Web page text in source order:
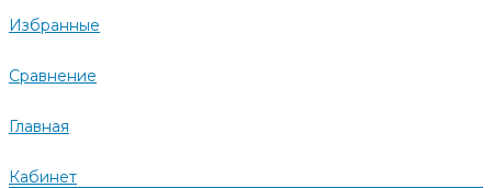
Избранные
Сравнение
Главная
Кабинет